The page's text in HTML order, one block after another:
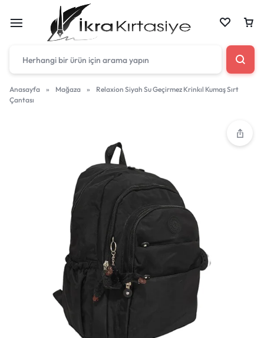
Harika fırsatları kaçırmayın! Alışverişe başlayın
veya eklenen ürünleri görüntülemek için oturum
açın.
Mağazadaki Yenilikler
Giriş Yap
Anasayfa » Mağaza »
Relaxion Siyah Su Geçirmez Krinkıl Kumaş Sırt
Çantası